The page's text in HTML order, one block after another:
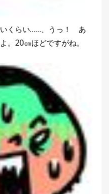
くらい……、うっ！ あ
。20㎝ほどですがね。